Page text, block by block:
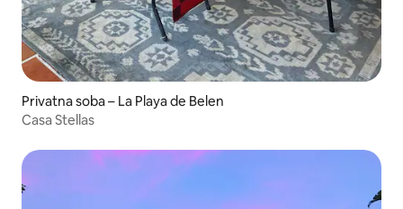
Privatna soba – La Playa de Belen
Casa Stellas